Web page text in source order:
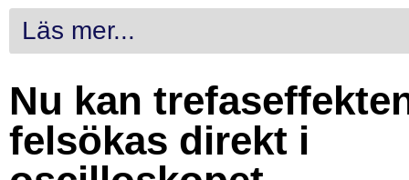
Läs mer...
Nu kan
felsökas direkt i